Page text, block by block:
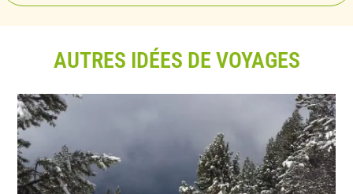
AUTRES IDÉES DE VOYAGES